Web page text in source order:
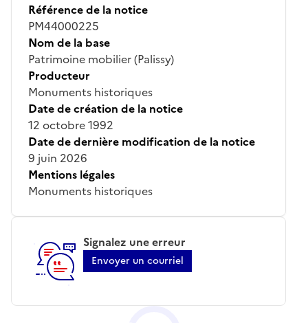
Référence de la notice
PM44000225
Nom de la base
Patrimoine mobilier (Palissy)
Producteur
Monuments historiques
Date de création de la notice
12 octobre 1992
Date de dernière modification de la notice
9 juin 2026
Mentions légales
Monuments historiques
Signalez une erreur
Envoyer un courriel